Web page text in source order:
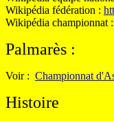
Wikipédia fédération :
Wikipédia championnat :
Palmarès :
Voir : Championnat
Histoire